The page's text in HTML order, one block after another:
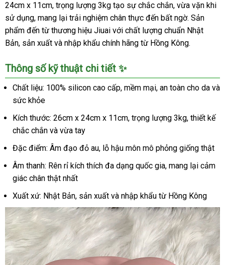
24cm x 11cm, trọng lượng 3kg tạo sự chắc chắn, vừa vặn khi
sử dụng, mang lại trải nghiệm chân thực đến bất ngờ. Sản
phẩm đến từ thương hiệu Jiuai với chất lượng chuẩn Nhật
Bản, sản xuất và nhập khẩu chính hãng từ Hồng Kông.
Thông số kỹ thuật chi tiết ✨
Chất liệu: 100% silicon cao cấp, mềm mại, an toàn cho da và
sức khỏe
Kích thước: 26cm x 24cm x 11cm, trọng lượng 3kg, thiết kế
chắc chắn và vừa tay
Đặc điểm: Âm đạo đỏ au, lỗ hậu môn mô phỏng giống thật
Âm thanh: Rên rỉ kích thích đa dạng quốc gia, mang lại cảm
giác chân thật nhất
Xuất xứ: Nhật Bản, sản xuất và nhập khẩu từ Hồng Kông